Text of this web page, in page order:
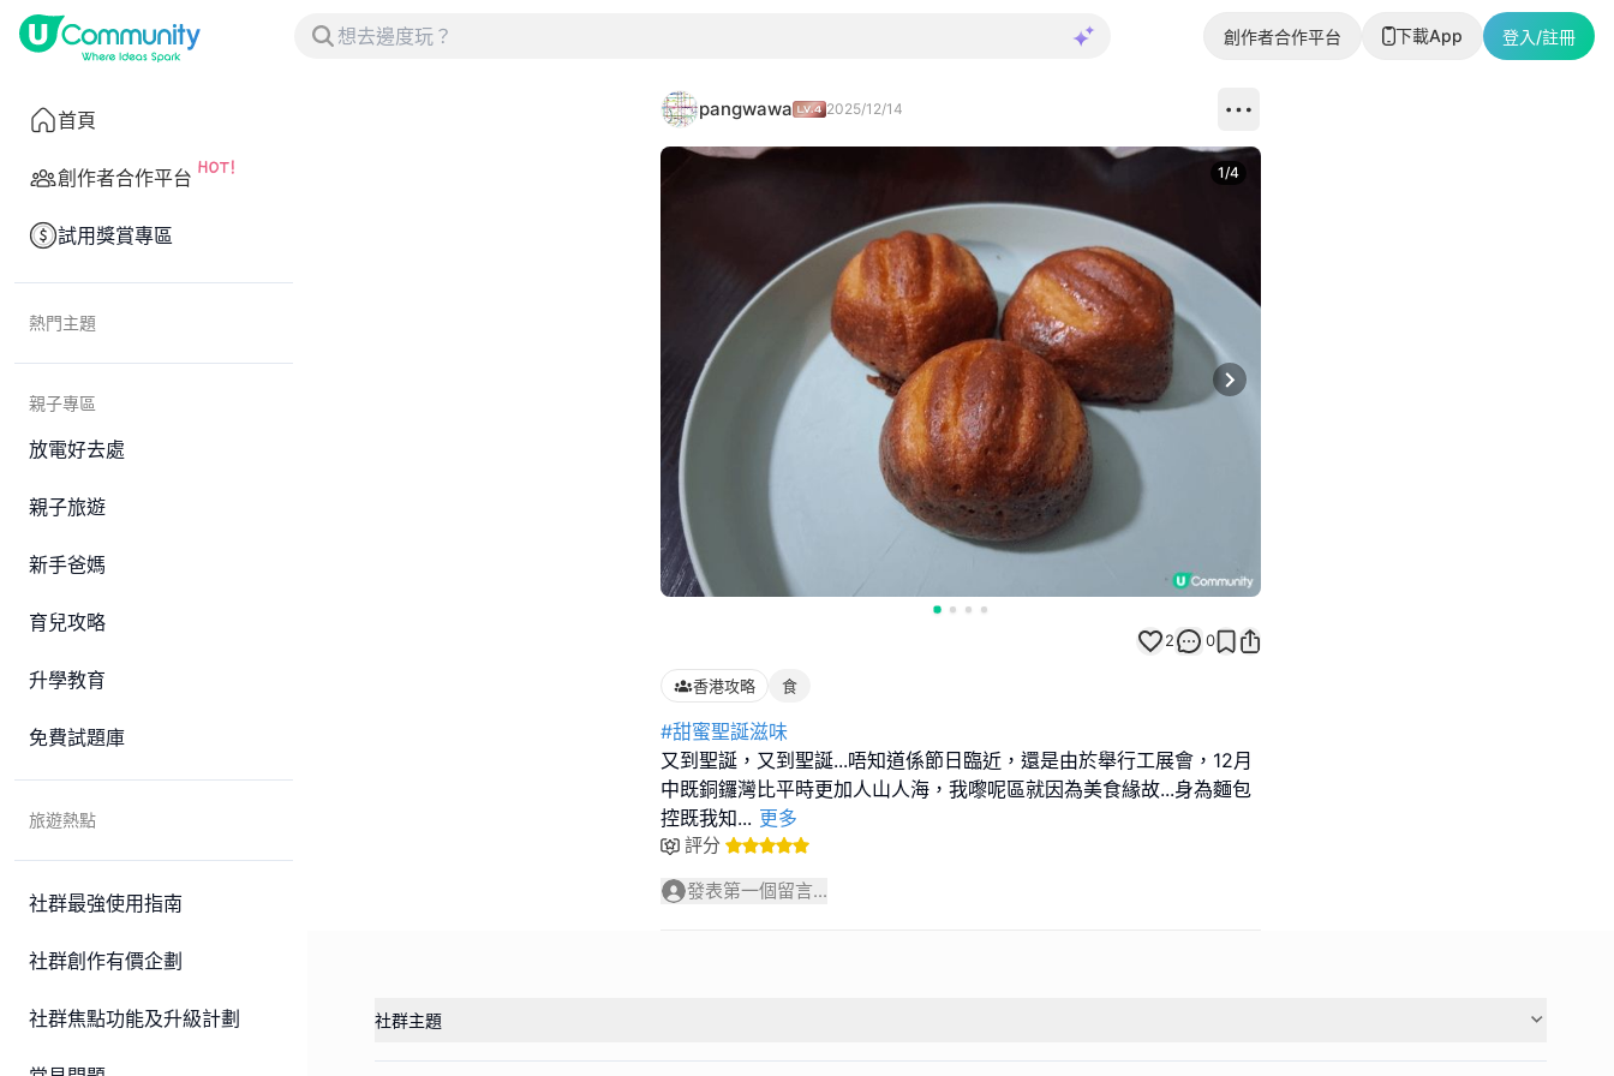
創作者合作平台 下載App 登入/註冊
首頁
創作者合作平台
試用獎賞專區
熱門主題
親子專區
放電好去處
親子旅遊
新手爸媽
育兒攻略
升學教育
免費試題庫
旅遊熱點
社群最強使用指南
社群創作有價企劃
社群焦點功能及升級計劃
pangwawa 2025/12/14
Next slide
1/4
2 0
香港攻略 食
#甜蜜聖誕滋味
又到聖誕，又到聖誕...唔知道係節日臨近，還是由於舉行工展會，12月
中既銅鑼灣比平時更加人山人海，我嚟呢區就因為美食緣故...身為麵包
控既我知... 更多
評分
發表第一個留言...
社群主題